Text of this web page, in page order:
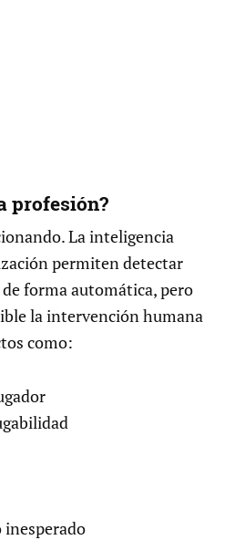
profesión?
La inteligencia
permiten detectar
forma automática, pero
la intervención humana
como: